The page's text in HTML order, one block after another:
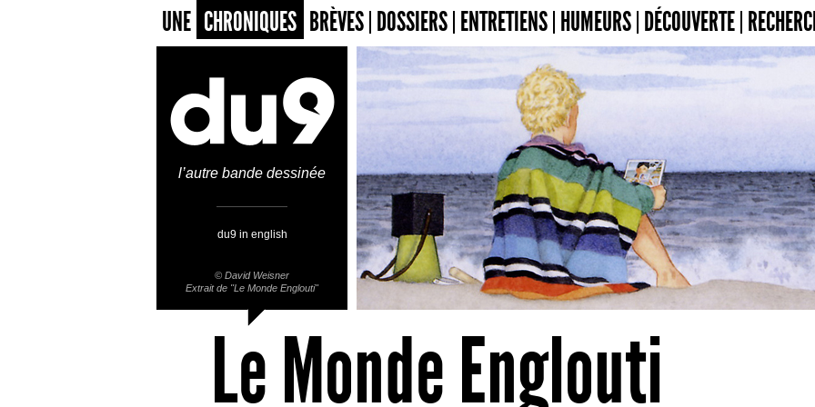
UNE CHRONIQUES BRÈVES DOSSIERS ENTRETIENS HUMEURS DÉCOUVERTE
l’autre bande dessinée
du9 in english
© David Weisner
Extrait de "Le Monde Englouti"
Le Monde Englouti